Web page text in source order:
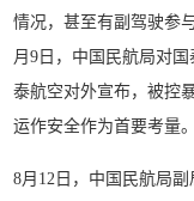
情况，甚至有副驾驶参
月9日，中国民航局对
泰航空对外宣布，被控
运作安全作为首要考量。
8月12日，中国民航局